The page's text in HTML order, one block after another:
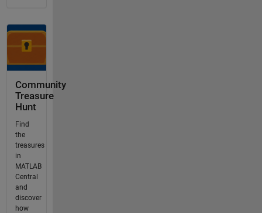
Community
Treasure
Hunt
Find
the
treasures
in
MATLAB
Central
and
discover
how